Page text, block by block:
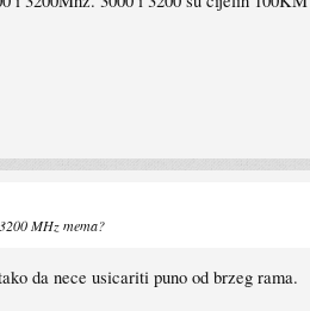
MHz mema?
da nece usicariti puno od brzeg rama.